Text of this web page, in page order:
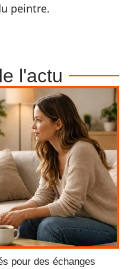
peintre.
l'actu
pour des échanges